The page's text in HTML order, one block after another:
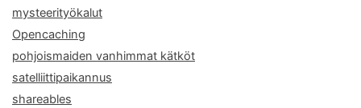
mysteerityökalut
Opencaching
pohjoismaiden vanhimmat kätköt
satelliittipaikannus
shareables